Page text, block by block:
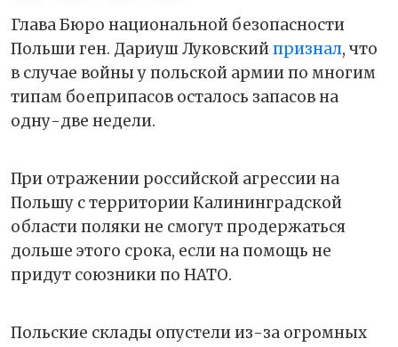
Глава Бюро национальной безопасности
Польши ген. Дариуш Луковскийпризнал, что
в случае войны у польской армии по многим
типам боеприпасов осталось запасов на
одну-две недели.
При отражении российской агрессии на
Польшу с территории Калининградской
области поляки не смогут продержаться
дольше этого срока, если на помощь не
придут союзники по НАТО.
Польские склады опустели из-за огромных